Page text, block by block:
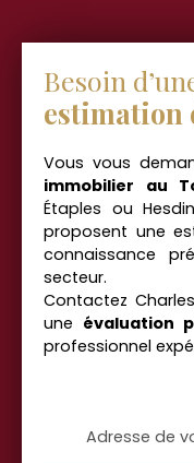
Besoin
estimation
Vous vous
immobilier au
Étaples ou
proposent une
connaissance
secteur.
Contactez
une évaluation
professionnel
Adresse de